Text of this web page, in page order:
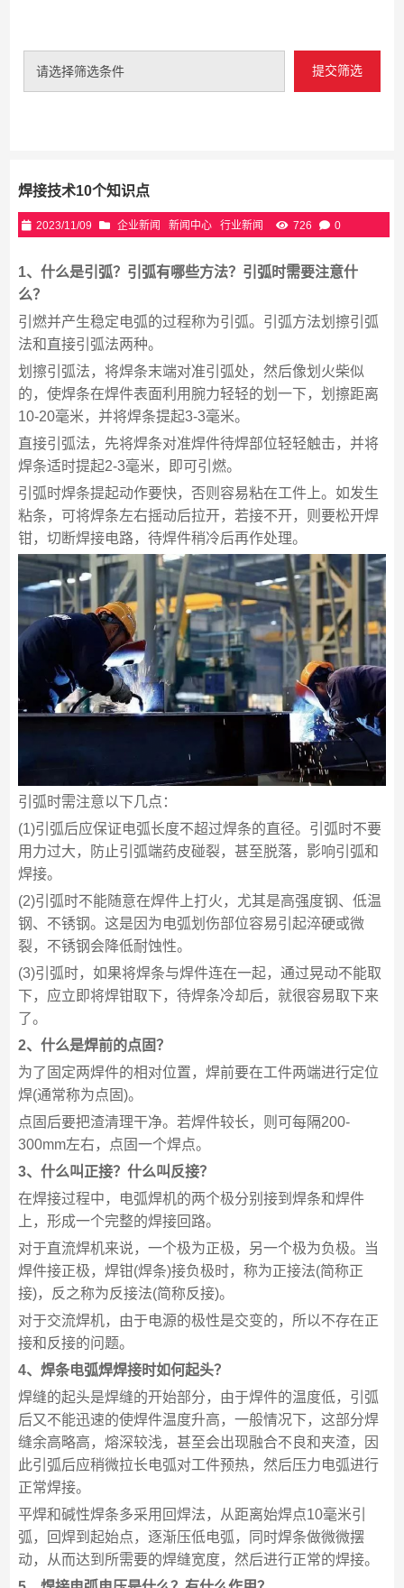
请选择筛选条件 提交筛选
焊接技术10个知识点
2023/11/09 企业新闻 新闻中心 行业新闻 726 0
1、什么是引弧？引弧有哪些方法？引弧时需要注意什
么？
引燃并产生稳定电弧的过程称为引弧。引弧方法划擦引弧
法和直接引弧法两种。
划擦引弧法，将焊条末端对准引弧处，然后像划火柴似
的，使焊条在焊件表面利用腕力轻轻的划一下，划擦距离
10-20毫米，并将焊条提起3-3毫米。
直接引弧法，先将焊条对准焊件待焊部位轻轻触击，并将
焊条适时提起2-3毫米，即可引燃。
引弧时焊条提起动作要快，否则容易粘在工件上。如发生
粘条，可将焊条左右摇动后拉开，若接不开，则要松开焊
钳，切断焊接电路，待焊件稍冷后再作处理。
引弧时需注意以下几点：
(1)引弧后应保证电弧长度不超过焊条的直径。引弧时不要
用力过大，防止引弧端药皮碰裂，甚至脱落，影响引弧和
焊接。
(2)引弧时不能随意在焊件上打火，尤其是高强度钢、低温
钢、不锈钢。这是因为电弧划伤部位容易引起淬硬或微
裂，不锈钢会降低耐蚀性。
(3)引弧时，如果将焊条与焊件连在一起，通过晃动不能取
下，应立即将焊钳取下，待焊条冷却后，就很容易取下来
了。
2、什么是焊前的点固？
为了固定两焊件的相对位置，焊前要在工件两端进行定位
焊(通常称为点固)。
点固后要把渣清理干净。若焊件较长，则可每隔200-
300mm左右，点固一个焊点。
3、什么叫正接？什么叫反接？
在焊接过程中，电弧焊机的两个极分别接到焊条和焊件
上，形成一个完整的焊接回路。
对于直流焊机来说，一个极为正极，另一个极为负极。当
焊件接正极，焊钳(焊条)接负极时，称为正接法(简称正
接)，反之称为反接法(简称反接)。
对于交流焊机，由于电源的极性是交变的，所以不存在正
接和反接的问题。
4、焊条电弧焊焊接时如何起头？
焊缝的起头是焊缝的开始部分，由于焊件的温度低，引弧
后又不能迅速的使焊件温度升高，一般情况下，这部分焊
缝余高略高，熔深较浅，甚至会出现融合不良和夹渣，因
此引弧后应稍微拉长电弧对工件预热，然后压力电弧进行
正常焊接。
平焊和碱性焊条多采用回焊法，从距离始焊点10毫米引
弧，回焊到起始点，逐渐压低电弧，同时焊条做微微摆
动，从而达到所需要的焊缝宽度，然后进行正常的焊接。